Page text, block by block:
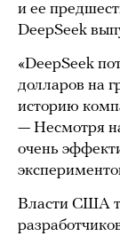
и ее
DeepSeek
«DeepSeek
долларов на
историю
— Несмотря
очень
Власти США